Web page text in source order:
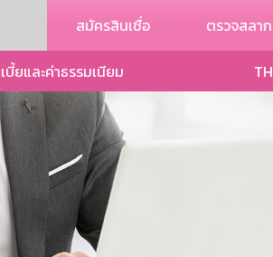
สมัครสินเชื่อ ตรวจสลาก
บี้ยและค่าธรรมเนียม TH